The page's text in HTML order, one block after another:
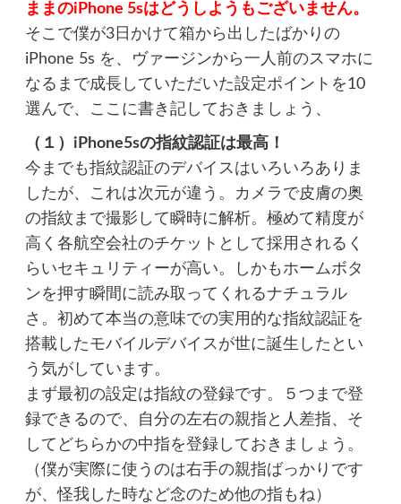
ままのiPhone 5sはどうしようもございません。
そこで僕が3日かけて箱から出したばかりの
iPhone 5s を、ヴァージンから一人前のスマホに
なるまで成長していただいた設定ポイントを10
選んで、ここに書き記しておきましょう、
（１）iPhone5sの指紋認証は最高！
今までも指紋認証のデバイスはいろいろありま
したが、これは次元が違う。カメラで皮膚の奥
の指紋まで撮影して瞬時に解析。極めて精度が
高く各航空会社のチケットとして採用されるく
らいセキュリティーが高い。しかもホームボタ
ンを押す瞬間に読み取ってくれるナチュラル
さ。初めて本当の意味での実用的な指紋認証を
搭載したモバイルデバイスが世に誕生したとい
う気がしています。
まず最初の設定は指紋の登録です。５つまで登
録できるので、自分の左右の親指と人差指、そ
してどちらかの中指を登録しておきましょう。
（僕が実際に使うのは右手の親指ばっかりです
が、怪我した時など念のため他の指もね）